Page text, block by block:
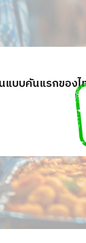
บบคันแรกของไ